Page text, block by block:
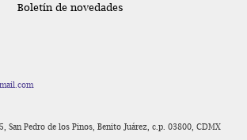
Boletín de novedades
San Pedro de los Pinos, Benito Juárez, c.p. 03800, CDMX